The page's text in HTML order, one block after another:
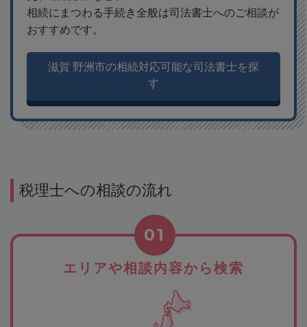
相続にまつわる手続き全般は司法書士へのご相談が
おすすめです。
滋賀 野洲市の相続対応可能な司法書士を探
す
税理士への相談の流れ
エリアや相談内容から検索
01